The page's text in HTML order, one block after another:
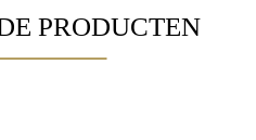
PRODUCTEN